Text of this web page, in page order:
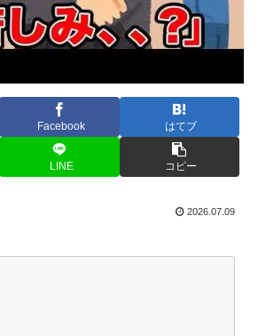
Facebook はてブ
LINE コピー
2026.07.09